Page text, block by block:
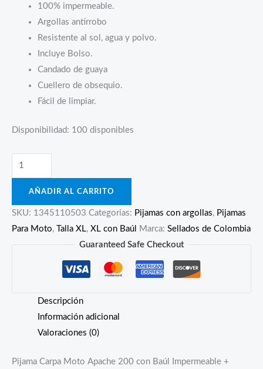
original
era:
$ 144.900.
actual
es:
$ 134.900.
100% impermeable.
Argollas antirrobo
Resistente al sol, agua y polvo.
Incluye Bolso.
Candado de guaya
Cuellero de obsequio.
Fácil de limpiar.
Disponibilidad: 100 disponibles
Pijama
Carpa
Moto
Apache
200
Candado
cantidad
AÑADIR AL CARRITO
SKU: 1345110503 Categorías: Pijamas con argollas, Pijamas
Para Moto, Talla XL, XL con Baúl Marca: Sellados de Colombia
Guaranteed Safe Checkout
Descripción
Información adicional
Valoraciones (0)
Pijama Carpa Moto Apache 200 con Baúl Impermeable +